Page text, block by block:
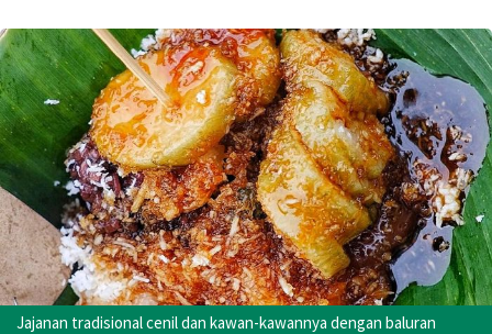
Jajanan tradisional cenil dan kawan-kawannya dengan baluran